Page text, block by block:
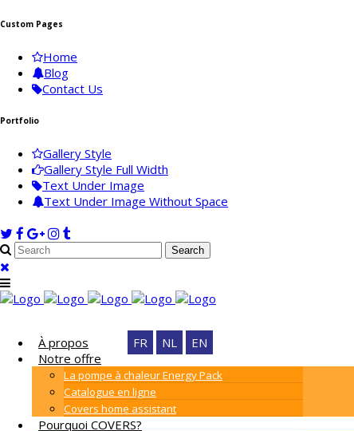
Custom Pages
Home
Blog
Contact Us
Portfolio
Gallery Style
Gallery Style Full Width
Text Under Image
Text Under Image Without Space
FR NL EN
À propos
Notre offre
La pompe à chaleur Energy Pack
Catalogue en ligne
Covers home assistant
Pourquoi COVERS?